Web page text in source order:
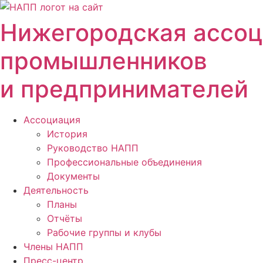
Перейти
содержимому
Нижегородская
промышленников
и предпринимателей
Ассоциация
История
Руководство НАПП
Профессиональные объединения
Документы
Деятельность
Планы
Отчёты
Рабочие группы и клубы
Члены НАПП
Пресс-центр